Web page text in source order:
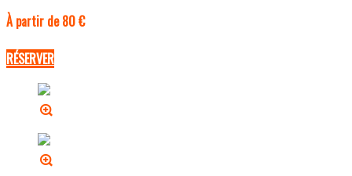
À partir de 80 €
RÉSERVER